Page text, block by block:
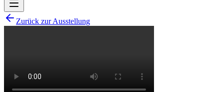
Zurück zur Ausstellung